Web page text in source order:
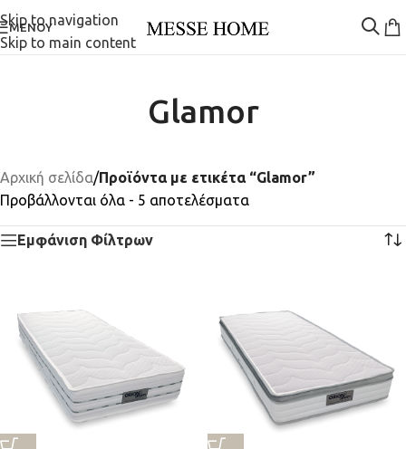
Skip to navigation
Skip to main content
ΜΕΝΟΎ
Glamor
Αρχική σελίδα/Προϊόντα με ετικέτα “Glamor”
Προβάλλονται όλα - 5 αποτελέσματα
Εμφάνιση Φίλτρων